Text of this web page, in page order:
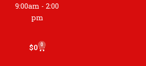
9:00am - 2:00
pm
$0 0
Cart